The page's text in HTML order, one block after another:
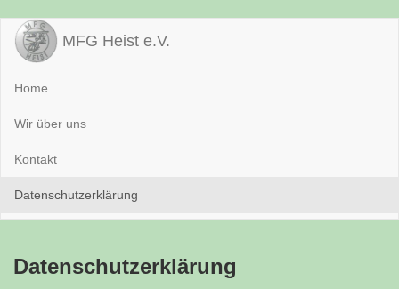
MFG Heist e.V.
Home
Wir über uns
Kontakt
Datenschutzerklärung
Datenschutzerklärung